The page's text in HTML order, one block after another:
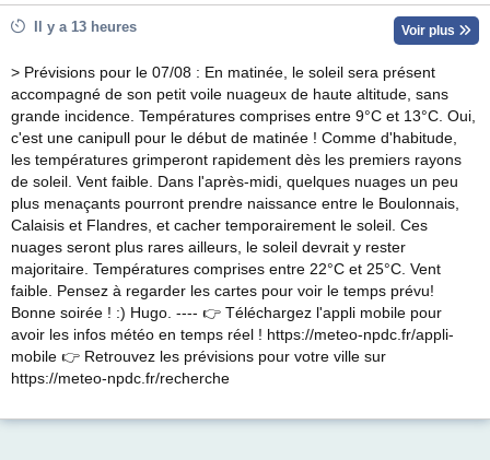
Il y a 13 heures Voir plus
> Prévisions pour le 07/08 : En matinée, le soleil sera présent
accompagné de son petit voile nuageux de haute altitude, sans
grande incidence. Températures comprises entre 9°C et 13°C. Oui,
c'est une canipull pour le début de matinée ! Comme d'habitude,
les températures grimperont rapidement dès les premiers rayons
de soleil. Vent faible. Dans l'après-midi, quelques nuages un peu
plus menaçants pourront prendre naissance entre le Boulonnais,
Calaisis et Flandres, et cacher temporairement le soleil. Ces
nuages seront plus rares ailleurs, le soleil devrait y rester
majoritaire. Températures comprises entre 22°C et 25°C. Vent
faible. Pensez à regarder les cartes pour voir le temps prévu!
Bonne soirée ! :) Hugo. ---- 👉 Téléchargez l'appli mobile pour
avoir les infos météo en temps réel ! https://meteo-npdc.fr/appli-
mobile 👉 Retrouvez les prévisions pour votre ville sur
https://meteo-npdc.fr/recherche